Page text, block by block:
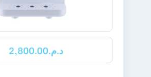
د.م.2,800.00